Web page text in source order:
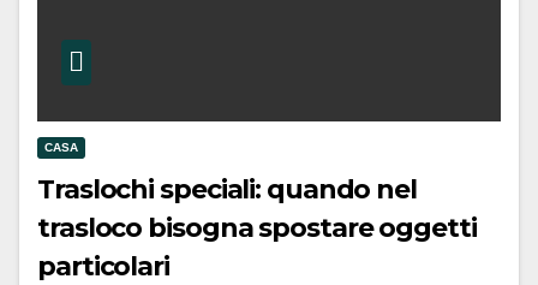
CASA
Traslochi speciali: quando nel
trasloco bisogna spostare oggetti
particolari